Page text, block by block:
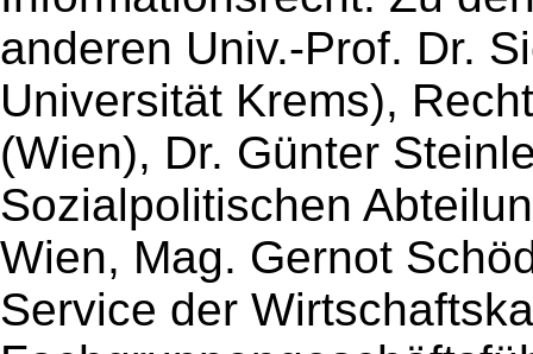
anderen Univ.-Prof. Dr.
Universität Krems),
(Wien), Dr. Günter
Sozialpolitischen
Wien, Mag. Gernot
Service der